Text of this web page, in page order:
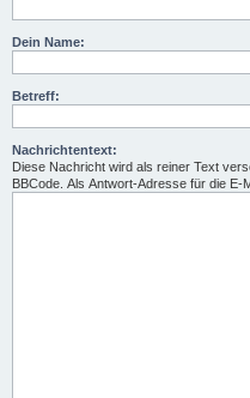
Dein Name:
Betreff:
Nachrichtentext:
Diese Nachricht wird als reiner Text
BBCode. Als Antwort-Adresse für die E-